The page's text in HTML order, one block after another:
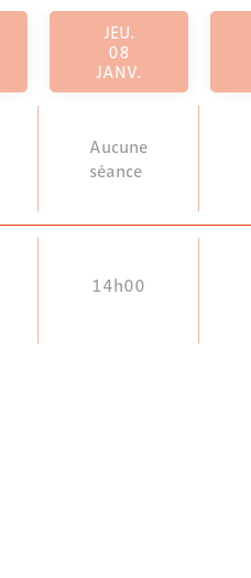
JEU.
08
JANV.
Aucune
séance
14h00